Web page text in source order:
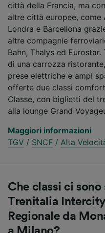
città della Francia, ma
altre città europee, come
Londra e Barcellona
altre compagnie
Bahn, Thalys ed
di una carrozza
prese elettriche e ampi
offerte due classi
Classe, con biglietti del
alla lounge Grand
Maggiori informazioni
TGV / SNCF / Alta
Che classi ci
Trenitalia
Regionale da